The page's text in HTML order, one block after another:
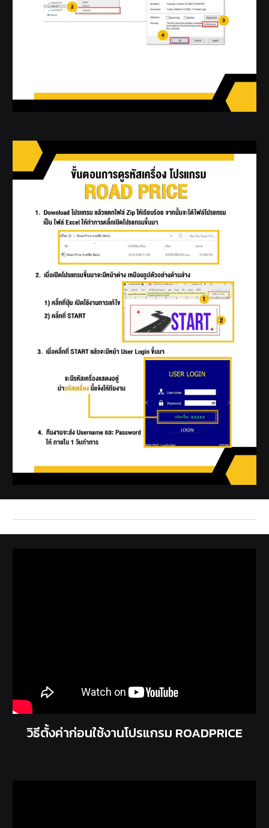
วิธีตั้งค่าก่อนใช้งานโปรแกรม ROADPRICE